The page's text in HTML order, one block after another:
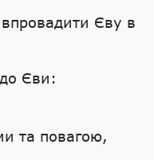
Єву в
Єви:
та повагою,